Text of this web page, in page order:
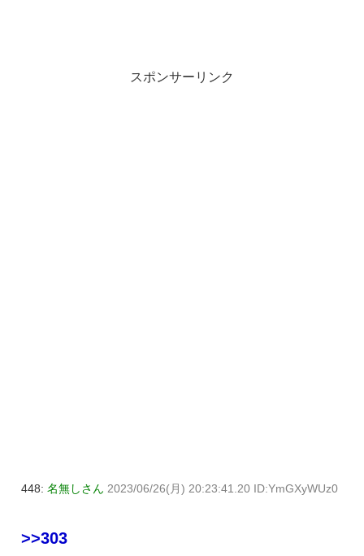
スポンサーリンク
448: 名無しさん 2023/06/26(月) 20:23:41.20 ID:YmGXyWUz0
>>303